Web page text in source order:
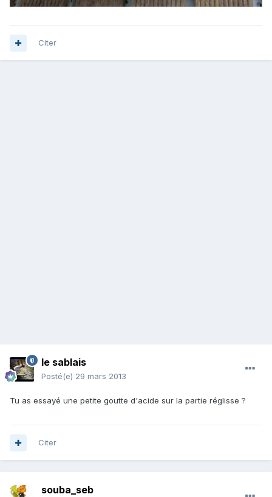
Citer
le sablais
Posté(e) 29 mars 2013
Tu as essayé une petite goutte d'acide sur la partie réglisse ?
Citer
souba_seb